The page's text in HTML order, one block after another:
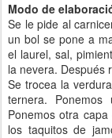
Modo de
Se le pide al
un bol se pone a
el laurel, sal,
la nevera. Después
Se trocea la
ternera.
Ponemos otra
los taquitos de